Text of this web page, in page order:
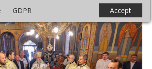
GDPR Accept